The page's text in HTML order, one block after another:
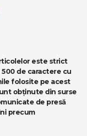
este strict
de caractere cu
folosite pe acest
obținute din surse
de presă
precum